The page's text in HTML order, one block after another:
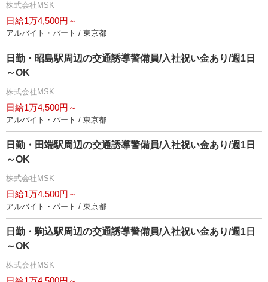
株式会社MSK
日給1万4,500円～
アルバイト・パート / 東京都
日勤・昭島駅周辺の交通誘導警備員/入社祝い金あり/週1日
～OK
株式会社MSK
日給1万4,500円～
アルバイト・パート / 東京都
日勤・田端駅周辺の交通誘導警備員/入社祝い金あり/週1日
～OK
株式会社MSK
日給1万4,500円～
アルバイト・パート / 東京都
日勤・駒込駅周辺の交通誘導警備員/入社祝い金あり/週1日
～OK
株式会社MSK